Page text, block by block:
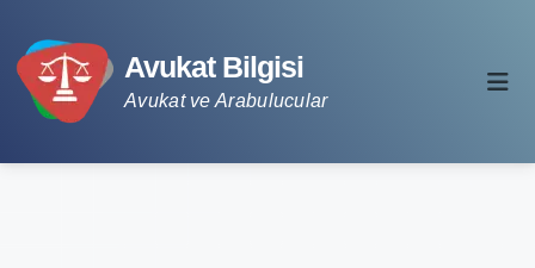
Avukat Bilgisi
Avukat ve Arabulucular